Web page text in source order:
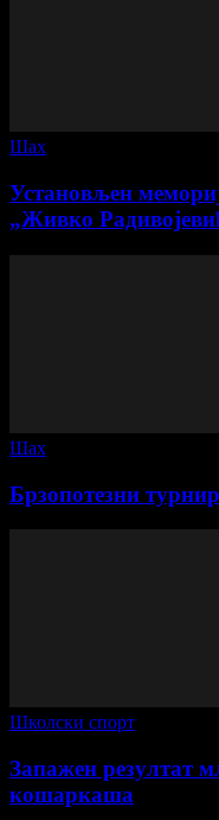
Шах
Установљен
„Живко
Шах
Брзопотезни
Школски спорт
Запажен резултат
кошаркаша